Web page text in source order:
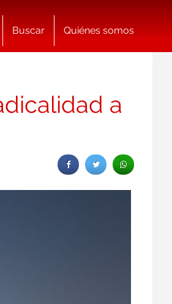
Buscar Quiénes somos
a